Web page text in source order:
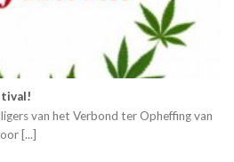
van het Verbond ter Opheffing van
[...]